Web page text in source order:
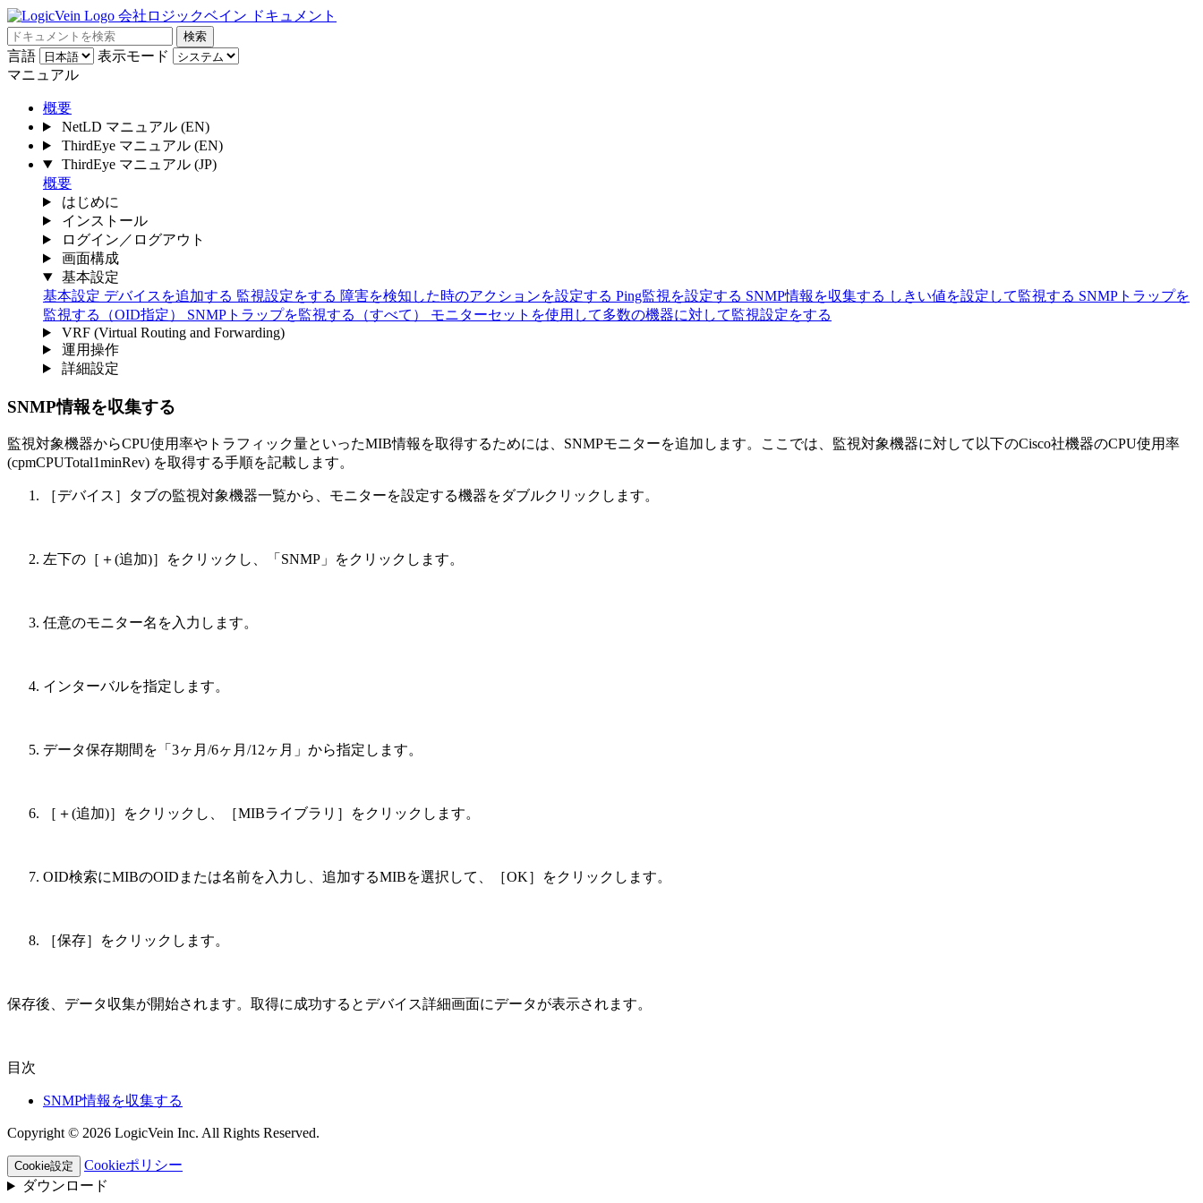
会社ロジックベイン ドキュメント
検索
言語
表示モード
マニュアル
概要
NetLD マニュアル (EN)
ThirdEye マニュアル (EN)
ThirdEye マニュアル (JP)
概要
はじめに
インストール
ログイン／ログアウト
画面構成
基本設定
基本設定 デバイスを追加する 監視設定をする 障害を検知した時のアクションを設定する Ping監視を設定する SNMP情報を収集する しきい値を設定して監視する SNMPトラップを
監視する（OID指定） SNMPトラップを監視する（すべて） モニターセットを使用して多数の機器に対して監視設定をする
VRF (Virtual Routing and Forwarding)
運用操作
詳細設定
SNMP情報を収集する
監視対象機器からCPU使用率やトラフィック量といったMIB情報を取得するためには、SNMPモニターを追加します。ここでは、監視対象機器に対して以下のCisco社機器のCPU使用率
(cpmCPUTotal1minRev) を取得する手順を記載します。
［デバイス］タブの監視対象機器一覧から、モニターを設定する機器をダブルクリックします。
左下の［＋(追加)］をクリックし、「SNMP」をクリックします。
任意のモニター名を入力します。
インターバルを指定します。
データ保存期間を「3ヶ月/6ヶ月/12ヶ月」から指定します。
［＋(追加)］をクリックし、［MIBライブラリ］をクリックします。
OID検索にMIBのOIDまたは名前を入力し、追加するMIBを選択して、［OK］をクリックします。
［保存］をクリックします。
保存後、データ収集が開始されます。取得に成功するとデバイス詳細画面にデータが表示されます。
目次
SNMP情報を収集する
Copyright © 2026 LogicVein Inc. All Rights Reserved.
Cookie設定
Cookieポリシー
ダウンロード